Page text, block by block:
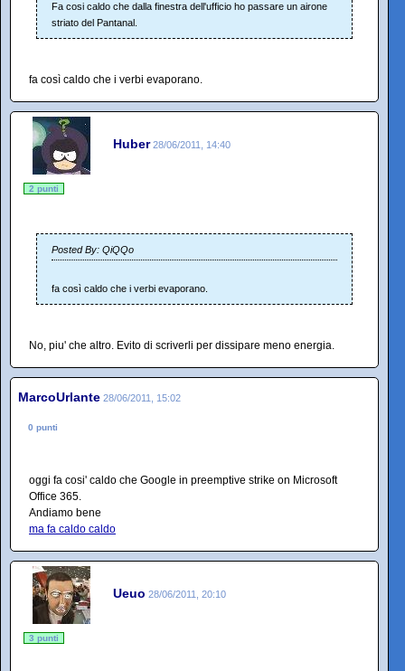
Fa cosi caldo che dalla finestra dell'ufficio ho passare un airone
striato del Pantanal.
fa così caldo che i verbi evaporano.
Huber 28/06/2011, 14:40
2 punti
Posted By: QiQQo
fa così caldo che i verbi evaporano.
No, piu' che altro. Evito di scriverli per dissipare meno energia.
MarcoUrlante 28/06/2011, 15:02
0 punti
oggi fa cosi' caldo che Google in preemptive strike on Microsoft
Office 365.
Andiamo bene
ma fa caldo caldo
Ueuo 28/06/2011, 20:10
3 punti